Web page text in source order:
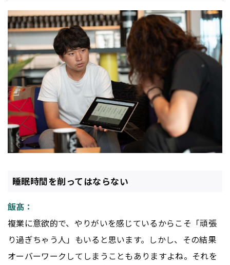
睡眠時間を削ってはならない
飯髙：
複業に意欲的で、やりがいを感じているからこそ「頑張
り過ぎちゃう人」もいると思います。しかし、その結果
オーバーワークしてしまうこともありますよね。それを